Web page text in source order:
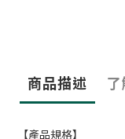
商品描述
【產品規格】